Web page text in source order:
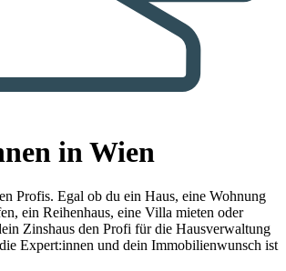
in Wien
Profis. Egal ob du ein Haus, eine Wohnung
ein Reihenhaus, eine Villa mieten oder
Zinshaus den Profi für die Hausverwaltung
Expert:innen und dein Immobilienwunsch ist